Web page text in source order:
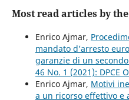
Most read articles by
Enrico Ajmar,
mandato d’arresto
garanzie di un
46 No. 1 (2021): DPCE
Enrico Ajmar, Motivi
a un ricorso effettivo e